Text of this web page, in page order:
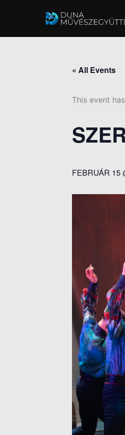
« All Events
This event
FEBRUÁR 15